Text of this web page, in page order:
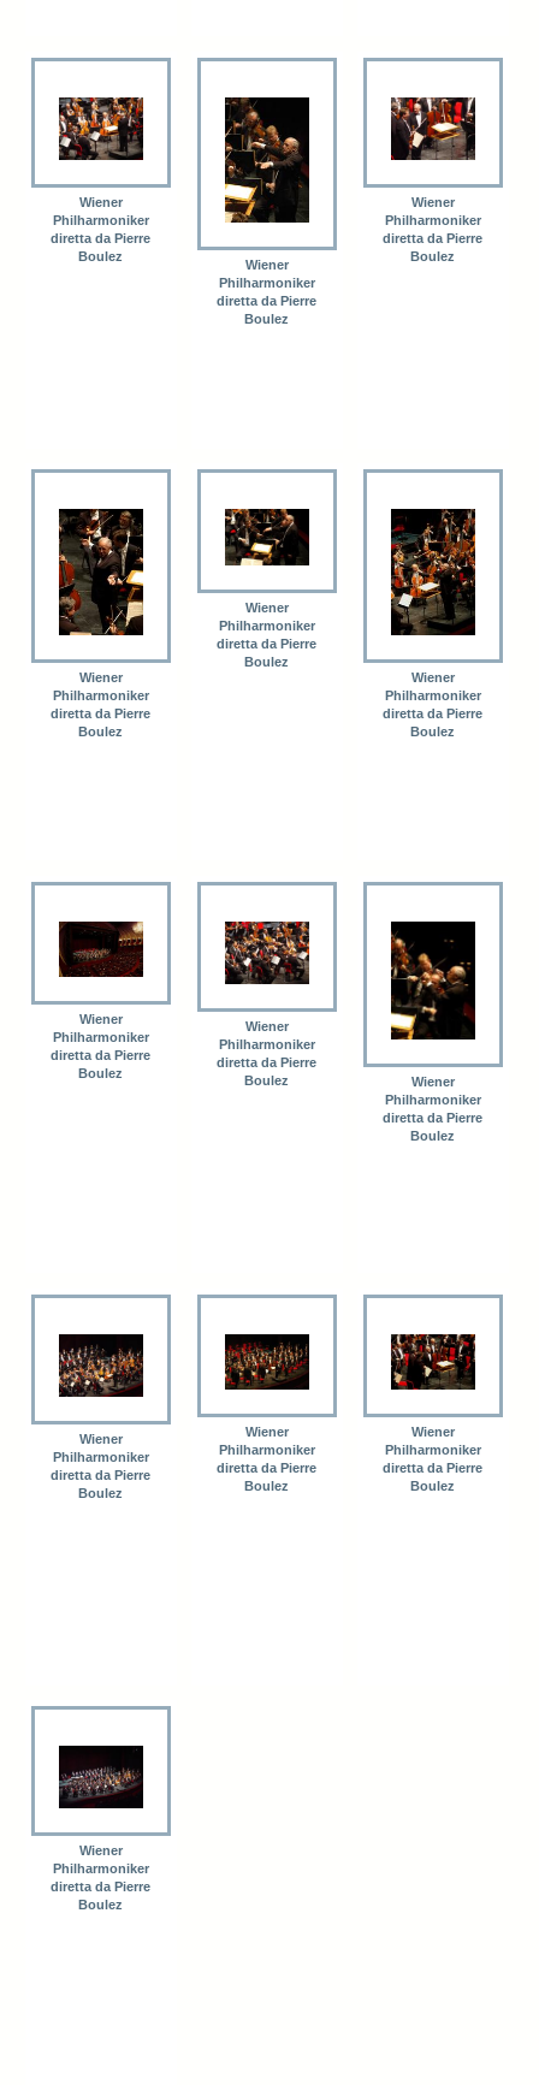
Wiener
Philharmoniker
diretta da Pierre
Boulez
Wiener
Philharmoniker
diretta da Pierre
Boulez
Wiener
Philharmoniker
diretta da Pierre
Boulez
Wiener
Philharmoniker
diretta da Pierre
Boulez
Wiener
Philharmoniker
diretta da Pierre
Boulez
Wiener
Philharmoniker
diretta da Pierre
Boulez
Wiener
Philharmoniker
diretta da Pierre
Boulez
Wiener
Philharmoniker
diretta da Pierre
Boulez
Wiener
Philharmoniker
diretta da Pierre
Boulez
Wiener
Philharmoniker
diretta da Pierre
Boulez
Wiener
Philharmoniker
diretta da Pierre
Boulez
Wiener
Philharmoniker
diretta da Pierre
Boulez
Wiener
Philharmoniker
diretta da Pierre
Boulez